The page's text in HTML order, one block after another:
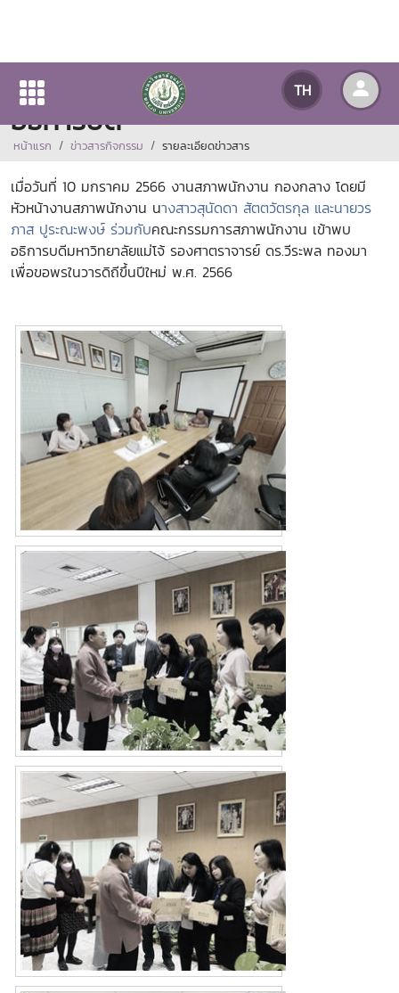
TH
งานสภาพนักงาน ร่วมสวัสดีปีใหม่
อธิการบดี
หน้าแรก ข่าวสารกิจกรรม รายละเอียดข่าวสาร
เมื่อวันที่ 10 มกราคม 2566 งานสภาพนักงาน กองกลาง โดยมี
หัวหน้างานสภาพนักงาน นางสาวสุนัดดา สัตตวัตรกุล และนายวร
ภาส ปูระณะพงษ์ ร่วมกับคณะกรรมการสภาพนักงาน เข้าพบ
อธิการบดีมหาวิทยาลัยแม่โจ้ รองศาตราจารย์ ดร.วีระพล ทองมา
เพื่อขอพรในวารดิถีขึ้นปีใหม่ พ.ศ. 2566